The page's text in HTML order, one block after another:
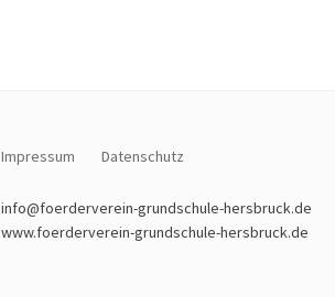
Impressum Datenschutz
info@foerderverein-grundschule-hersbruck.de
www.foerderverein-grundschule-hersbruck.de